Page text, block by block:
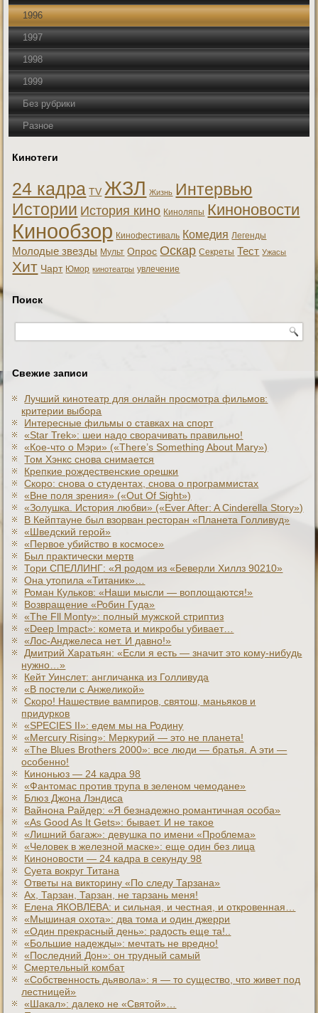
1996
1997
1998
1999
Без рубрики
Разное
Кинотеги
24 кадра TV ЖЗЛ Жизнь Интервью
Истории История кино Киноляпы Киноновости
Кинообзор Кинофестиваль Комедия Легенды
Молодые звезды Мульт Опрос Оскар Секреты Тест Ужасы
Хит Чарт Юмор кинотеатры увлечение
Поиск
Свежие записи
Лучший кинотеатр для онлайн просмотра фильмов:
критерии выбора
Интересные фильмы о ставках на спорт
«Star Trek»: шеи надо сворачивать правильно!
«Кое-что о Мэри» («There’s Something About Mary»)
Том Хэнкс снова снимается
Крепкие рождественские орешки
Скоро: снова о студентах, снова о программистах
«Вне поля зрения» («Out Of Sight»)
«Золушка. История любви» («Ever After: A Cinderеlla Story»)
В Кейптауне был взорван ресторан «Планета Голливуд»
«Шведский герой»
«Первое убийство в космосе»
Был практически мертв
Тори СПЕЛЛИНГ: «Я родом из «Беверли Хиллз 90210»
Она утопила «Титаник»…
Роман Кульков: «Наши мысли — воплощаются!»
Возвращение «Робин Гуда»
«The Fll Monty»: полный мужской стриптиз
«Deep Impact»: комета и микробы убивает…
«Лос-Анджелеса нет. И давно!»
Дмитрий Харатьян: «Если я есть — значит это кому-нибудь
нужно…»
Кейт Уинслет: англичанка из Голливуда
«В постели с Анжеликой»
Скоро! Нашествие вампиров, святош, маньяков и
придурков
«SPECIES II»: едем мы на Родину
«Mercury Rising»: Меркурий — это не планета!
«The Blues Brothers 2000»: все люди — братья. А эти —
особенно!
Киноньюз — 24 кадра 98
«Фантомас против трупа в зеленом чемодане»
Блюз Джона Лэндиса
Вайнона Райдер: «Я безнадежно романтичная особа»
«As Good As It Gets»: бывает. И не такое
«Лишний багаж»: девушка по имени «Проблема»
«Человек в железной маске»: еще один без лица
Киноновости — 24 кадра в секунду 98
Суета вокруг Титана
Ответы на викторину «По следу Тарзана»
Ах, Тарзан, Тарзан, не тарзань меня!
Елена ЯКОВЛЕВА: и сильная, и честная, и откровенная…
«Мышиная охота»: два тома и один джерри
«Один прекрасный день»: радость еще та!..
«Большие надежды»: мечтать не вредно!
«Последний Дон»: он трудный самый
Смертельный комбат
«Собственность дьявола»: я — то существо, что живет под
лестницей»
«Шакал»: далеко не «Святой»…